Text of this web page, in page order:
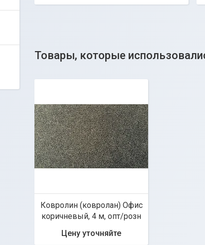
Ковролин (ковролан) Офис
коричневый, 4 м, опт/розн
Цену уточняйте